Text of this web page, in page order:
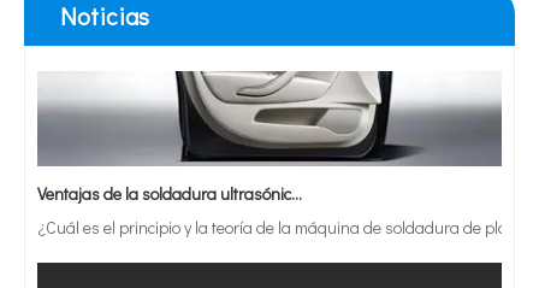
Noticias
Ventajas de la soldadura ultrasónica de paneles de puertas de automóviles
¿Cuál es el principio y la teoría de la máquina de soldadura de